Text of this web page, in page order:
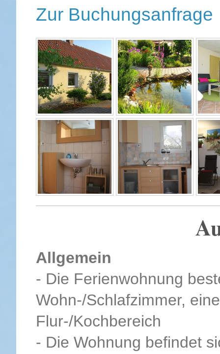
Zur Buchungsanfrage
Allgemein
- Die Ferienwohnung
Wohn-/Schlafzimmer,
Flur-/Kochbereich
- Die Wohnung befindet